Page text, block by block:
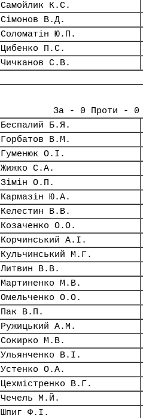
Самойлик К.С.
Сімонов В.Д.
Соломатін Ю.П.
Цибенко П.С.
Чичканов С.В.
За - 0 Проти - 0
Беспалий Б.Я.
Горбатов В.М.
Гуменюк О.І.
Жижко С.А.
Зімін О.П.
Кармазін Ю.А.
Келестин В.В.
Козаченко О.О.
Корчинський А.І.
Кульчинський М.Г.
Литвин В.В.
Мартиненко М.В.
Омельченко О.О.
Пак В.П.
Ружицький А.М.
Сокирко М.В.
Ульянченко В.І.
Устенко О.А.
Цехмістренко В.Г.
Чечель М.Й.
Шпиг Ф.І.